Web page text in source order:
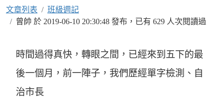
文章列表
班級週記
曾帥 於 2019-06-10 20:30:48 發布，已有 629 人次閱讀過
時間過得真快，轉眼之間，已經來到五下的最
後一個月，前一陣子，我們歷經單字檢測、自
治市長